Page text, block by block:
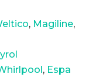
, Magiline,
, Espa